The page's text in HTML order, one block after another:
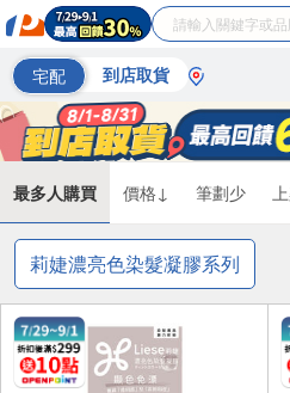
宅配 到店取貨
最多人購買 價格↓ 筆劃少
莉婕濃亮色染髮凝膠系列